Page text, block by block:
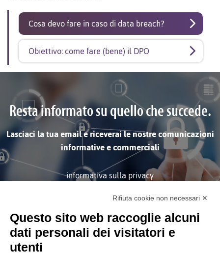
Cosa devo fare in caso di data breach?
Obiettivo: come fare (bene) il DPO
Resta informato su quello che succede.
Lasciaci la tua email e riceverai le nostre comunicazioni
informative e commerciali
informativa sulla privacy
ISCRIVITI
Rifiuta cookie non necessari ✕
Questo sito web raccoglie alcuni
dati personali dei visitatori e
utenti